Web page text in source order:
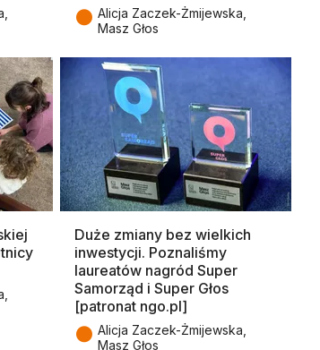
● Alicja Zaczek-Żmijewska,
Masz Głos
Duże zmiany bez wielkich
inwestycji. Poznaliśmy
laureatów nagród Super
Samorząd i Super Głos
[patronat ngo.pl]
● Alicja Zaczek-Żmijewska,
Masz Głos